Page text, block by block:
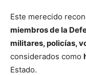
Este merecido
miembros de la
militares, policías,
considerados como
Estado.